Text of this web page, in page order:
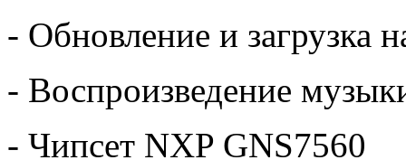
- Обновление и загрузка
- Воспроизведение
- Чипсет NXP GNS7560